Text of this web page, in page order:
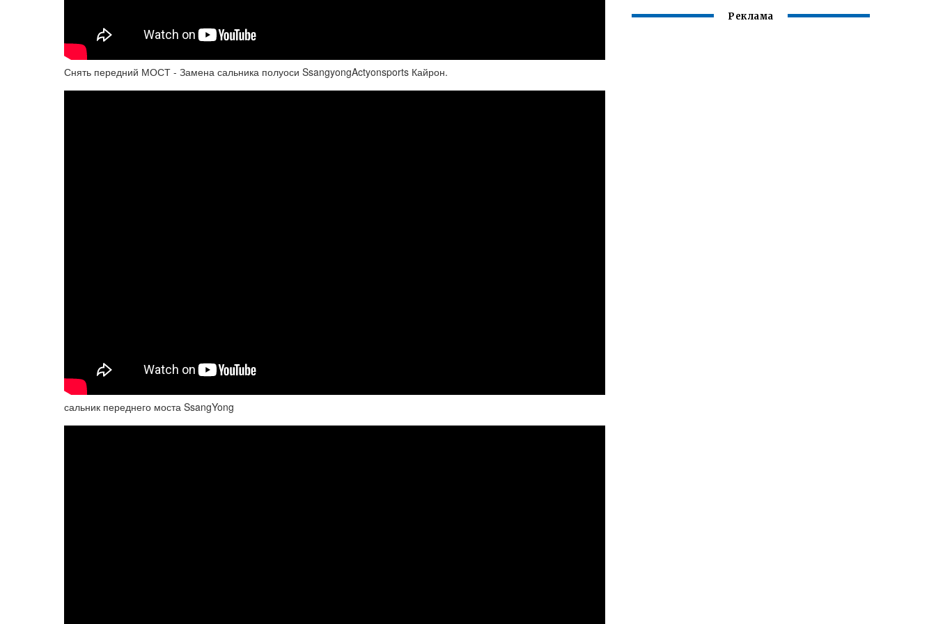
Снять передний МОСТ - Замена сальника полуоси SsangyongActyonsports Кайрон.
сальник переднего моста SsangYong
Реклама